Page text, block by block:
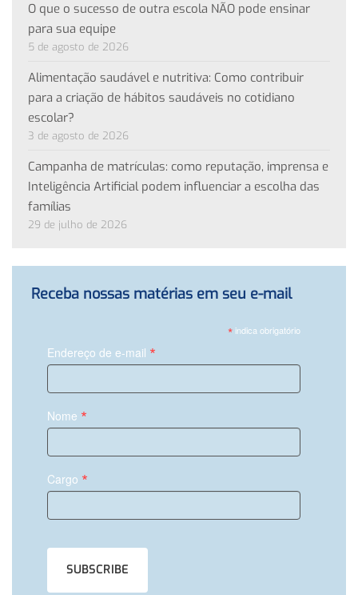
O que o sucesso de outra escola NÃO pode ensinar
para sua equipe
5 de agosto de 2026
Alimentação saudável e nutritiva: Como contribuir
para a criação de hábitos saudáveis no cotidiano
escolar?
3 de agosto de 2026
Campanha de matrículas: como reputação, imprensa e
Inteligência Artificial podem influenciar a escolha das
famílias
29 de julho de 2026
Receba nossas matérias em seu e-mail
*indica obrigatório
Endereço de e-mail *
Nome *
Cargo *